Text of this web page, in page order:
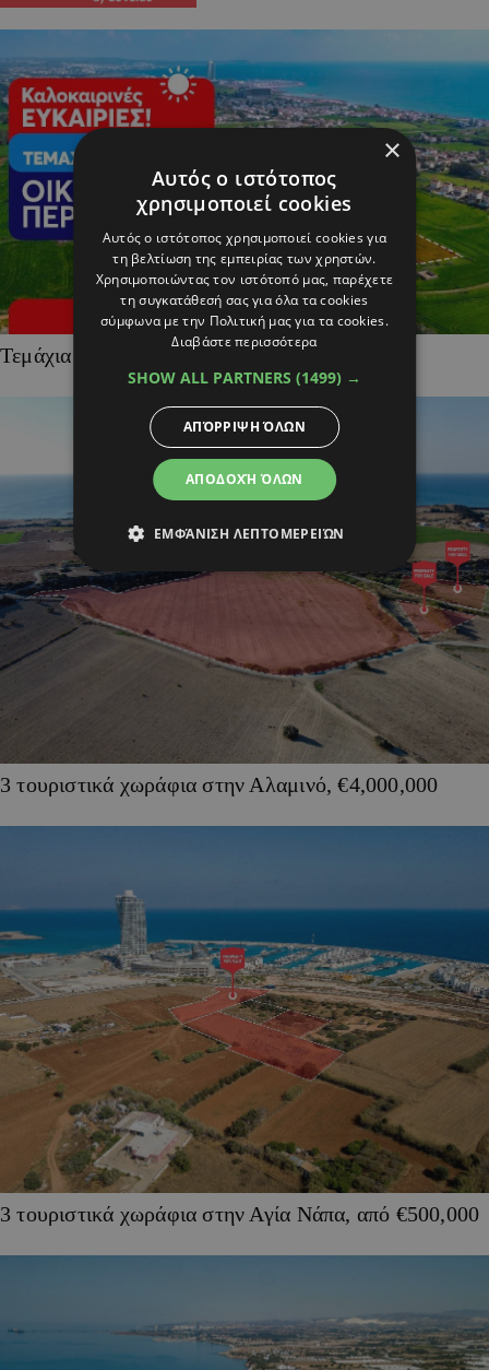
Τεμάχια Γης σε Οικιστικές Περιοχές
3 τουριστικά χωράφια στην Αλαμινό, €4,000,000
3 τουριστικά χωράφια στην Αγία Νάπα, από €500,000
×
Αυτός ο ιστότοπος
χρησιμοποιεί cookies
Αυτός ο ιστότοπος χρησιμοποιεί cookies για
τη βελτίωση της εμπειρίας των χρηστών.
Χρησιμοποιώντας τον ιστότοπό μας, παρέχετε
τη συγκατάθεσή σας για όλα τα cookies
σύμφωνα με την Πολιτική μας για τα cookies.
Διαβάστε περισσότερα
SHOW ALL PARTNERS (1499) →
ΑΠΟΔΟΧΉ ΌΛΩΝ
ΑΠΌΡΡΙΨΗ ΌΛΩΝ
ΕΜΦΆΝΙΣΗ ΛΕΠΤΟΜΕΡΕΙΏΝ